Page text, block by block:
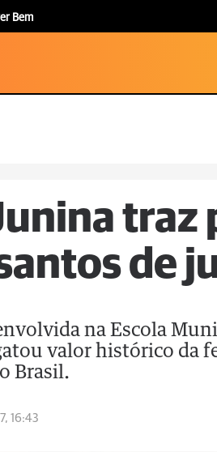
Bem
de
na Escola
valor histórico da
Brasil.
16:43